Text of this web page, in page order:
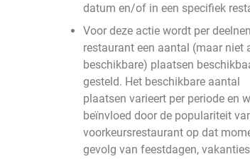
datum en/of in een specifiek
Voor deze actie wordt per
restaurant een aantal (maar niet
beschikbare) plaatsen
gesteld. Het beschikbare aantal
plaatsen varieert per periode en
beïnvloed door de populariteit
voorkeursrestaurant op dat
gevolg van feestdagen,